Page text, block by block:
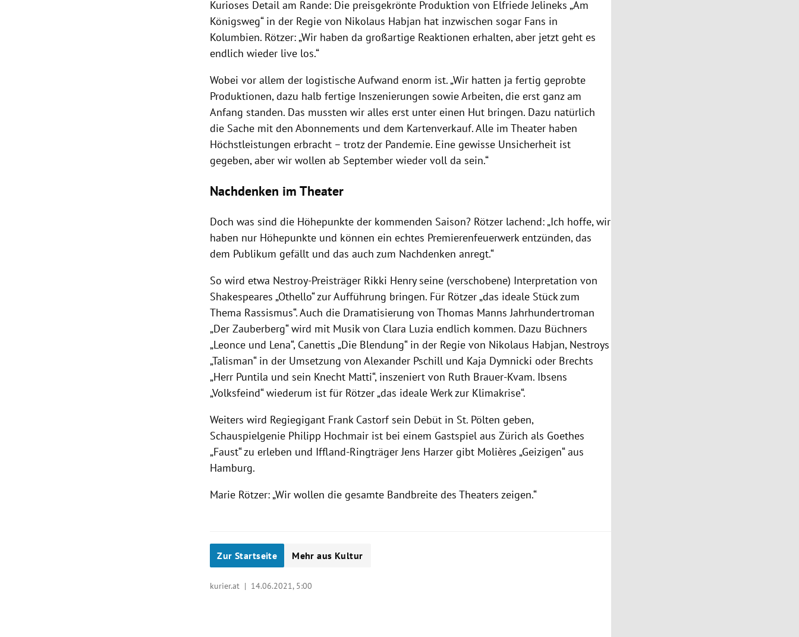
Kurioses Detail am Rande: Die preisgekrönte Produktion von Elfriede Jelineks „Am
Königsweg“ in der Regie von Nikolaus Habjan hat inzwischen sogar Fans in
Kolumbien. Rötzer: „Wir haben da großartige Reaktionen erhalten, aber jetzt geht es
endlich wieder live los.“
Wobei vor allem der logistische Aufwand enorm ist. „Wir hatten ja fertig geprobte
Produktionen, dazu halb fertige Inszenierungen sowie Arbeiten, die erst ganz am
Anfang standen. Das mussten wir alles erst unter einen Hut bringen. Dazu natürlich
die Sache mit den Abonnements und dem Kartenverkauf. Alle im Theater haben
Höchstleistungen erbracht – trotz der Pandemie. Eine gewisse Unsicherheit ist
gegeben, aber wir wollen ab September wieder voll da sein.“
Nachdenken im Theater
Doch was sind die Höhepunkte der kommenden Saison? Rötzer lachend: „Ich hoffe, wir
haben nur Höhepunkte und können ein echtes Premierenfeuerwerk entzünden, das
dem Publikum gefällt und das auch zum Nachdenken anregt.“
So wird etwa Nestroy-Preisträger Rikki Henry seine (verschobene) Interpretation von
Shakespeares „Othello“ zur Aufführung bringen. Für Rötzer „das ideale Stück zum
Thema Rassismus“. Auch die Dramatisierung von Thomas Manns Jahrhundertroman
„Der Zauberberg“ wird mit Musik von Clara Luzia endlich kommen. Dazu Büchners
„Leonce und Lena“, Canettis „Die Blendung“ in der Regie von Nikolaus Habjan, Nestroys
„Talisman“ in der Umsetzung von Alexander Pschill und Kaja Dymnicki oder Brechts
„Herr Puntila und sein Knecht Matti“, inszeniert von Ruth Brauer-Kvam. Ibsens
„Volksfeind“ wiederum ist für Rötzer „das ideale Werk zur Klimakrise“.
Weiters wird Regiegigant Frank Castorf sein Debüt in St. Pölten geben,
Schauspielgenie Philipp Hochmair ist bei einem Gastspiel aus Zürich als Goethes
„Faust“ zu erleben und Iffland-Ringträger Jens Harzer gibt Molières „Geizigen“ aus
Hamburg.
Marie Rötzer: „Wir wollen die gesamte Bandbreite des Theaters zeigen.“
Zur Startseite Mehr aus Kultur
kurier.at | 14.06.2021, 5:00